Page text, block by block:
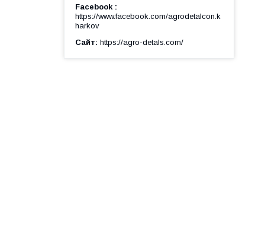
Facebook
https://www.facebook.com/agrodetalcon.k
harkov
Сайт https://agro-detals.com/